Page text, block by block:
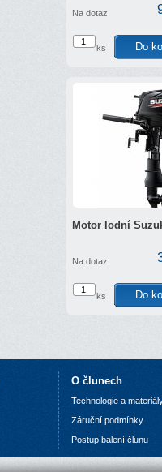
Na dotaz
ks
Motor lodní
Na dotaz
ks
O člunech
Technologie a
Záruční podmínky
Postup balení člunu